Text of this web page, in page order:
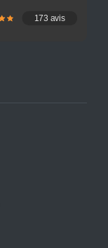
173 avis